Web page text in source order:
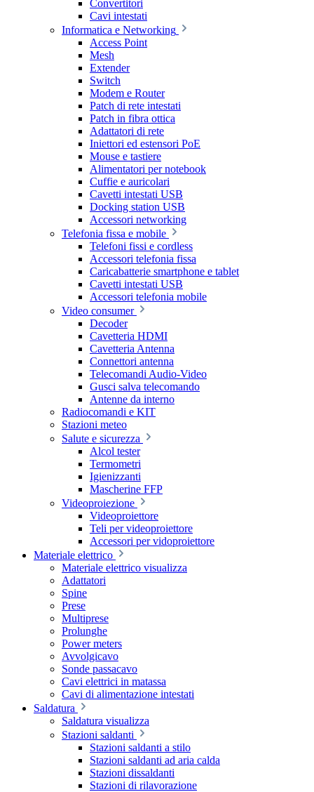
Convertitori
Cavi intestati
Informatica e Networking
Access Point
Mesh
Extender
Switch
Modem e Router
Patch di rete intestati
Patch in fibra ottica
Adattatori di rete
Iniettori ed estensori PoE
Mouse e tastiere
Alimentatori per notebook
Cuffie e auricolari
Cavetti intestati USB
Docking station USB
Accessori networking
Telefonia fissa e mobile
Telefoni fissi e cordless
Accessori telefonia fissa
Caricabatterie smartphone e tablet
Cavetti intestati USB
Accessori telefonia mobile
Video consumer
Decoder
Cavetteria HDMI
Cavetteria Antenna
Connettori antenna
Telecomandi Audio-Video
Gusci salva telecomando
Antenne da interno
Radiocomandi e KIT
Stazioni meteo
Salute e sicurezza
Alcol tester
Termometri
Igienizzanti
Mascherine FFP
Videoproiezione
Videoproiettore
Teli per videoproiettore
Accessori per vidoproiettore
Materiale elettrico
Materiale elettrico visualizza
Adattatori
Spine
Prese
Multiprese
Prolunghe
Power meters
Avvolgicavo
Sonde passacavo
Cavi elettrici in matassa
Cavi di alimentazione intestati
Saldatura
Saldatura visualizza
Stazioni saldanti
Stazioni saldanti a stilo
Stazioni saldanti ad aria calda
Stazioni dissaldanti
Stazioni di rilavorazione